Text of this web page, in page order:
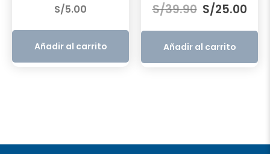
S/5.00
Añadir al carrito
S/39.90 precio
original
era:
S/39.90.
S/25.00
S/
Añadir al carrito